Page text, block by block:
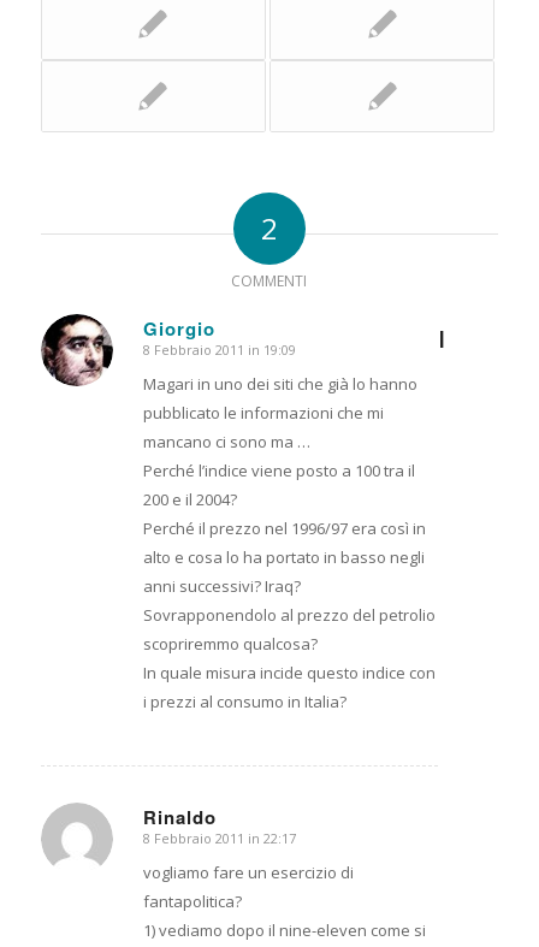
2
COMMENTI
Giorgio
dice:
8 Febbraio 2011 in 19:09
Magari in uno dei siti che già lo hanno
pubblicato le informazioni che mi
mancano ci sono ma …
Perché l’indice viene posto a 100 tra il
200 e il 2004?
Perché il prezzo nel 1996/97 era così in
alto e cosa lo ha portato in basso negli
anni successivi? Iraq?
Sovrapponendolo al prezzo del petrolio
scopriremmo qualcosa?
In quale misura incide questo indice con
i prezzi al consumo in Italia?
Rinaldo
dice:
8 Febbraio 2011 in 22:17
vogliamo fare un esercizio di
fantapolitica?
1) vediamo dopo il nine-eleven come si
I